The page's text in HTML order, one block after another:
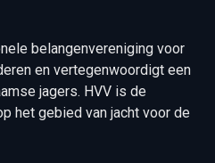
belangenvereniging voor
en vertegenwoordigt een
jagers. HVV is de
het gebied van jacht voor de